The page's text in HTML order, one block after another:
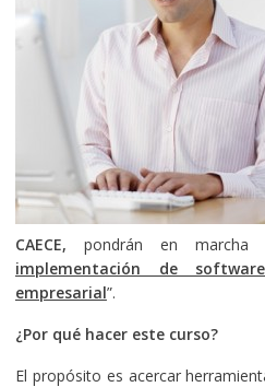
CAECE, pondrán en
implementación de
empresarial”.
¿Por qué hacer este curso?
El propósito es acercar